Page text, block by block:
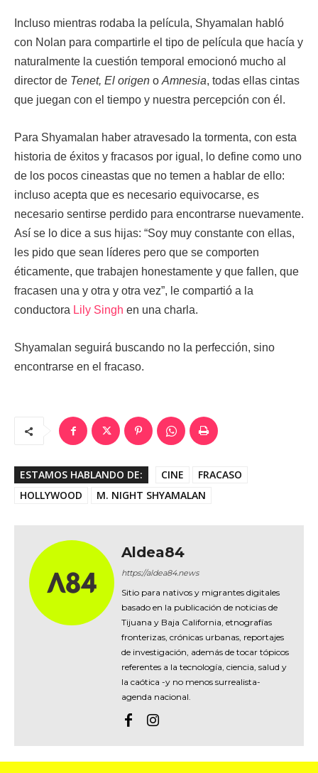
Incluso mientras rodaba la película, Shyamalan habló
con Nolan para compartirle el tipo de película que hacía y
naturalmente la cuestión temporal emocionó mucho al
director de Tenet, El origen o Amnesia, todas ellas cintas
que juegan con el tiempo y nuestra percepción con él.
Para Shyamalan haber atravesado la tormenta, con esta
historia de éxitos y fracasos por igual, lo define como uno
de los pocos cineastas que no temen a hablar de ello:
incluso acepta que es necesario equivocarse, es
necesario sentirse perdido para encontrarse nuevamente.
Así se lo dice a sus hijas: “Soy muy constante con ellas,
les pido que sean líderes pero que se comporten
éticamente, que trabajen honestamente y que fallen, que
fracasen una y otra y otra vez”, le compartió a la
conductora Lily Singh en una charla.
Shyamalan seguirá buscando no la perfección, sino
encontrarse en el fracaso.
ESTAMOS HABLANDO DE: CINE
FRACASO
HOLLYWOOD
M. NIGHT SHYAMALAN
Aldea84
https://aldea84.news
Sitio para nativos y migrantes digitales
basado en la publicación de noticias de
Tijuana y Baja California, etnografías
fronterizas, crónicas urbanas, reportajes
de investigación, además de tocar tópicos
referentes a la tecnología, ciencia, salud y
la caótica -y no menos surrealista-
agenda nacional.